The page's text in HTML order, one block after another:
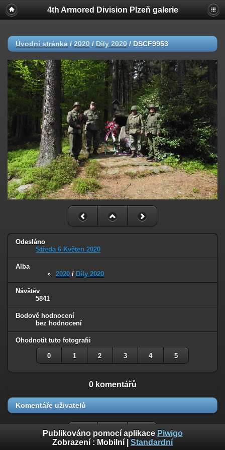
4th Armored Division Plzeň galerie
Úvodní stránka / 2020 / Díly 2020 / DSCF9953
Odesláno
Středa 6 Květen 2020
Alba
2020 / Díly 2020
Návštěv
5841
Bodové hodnocení
bez hodnocení
Ohodnotit tuto fotografii
0 1 2 3 4 5
0 komentářů
Komentáře uživatelů
Publikováno pomocí aplikace Piwigo
Zobrazení : Mobilní Standardní